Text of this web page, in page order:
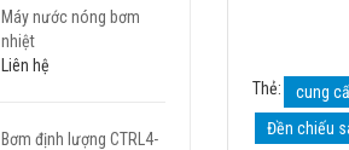
Thẻ: cung
Đền chiếu
Máy nước nóng bơm
nhiệt
Liên hệ
Bơm định lượng CTRL4-